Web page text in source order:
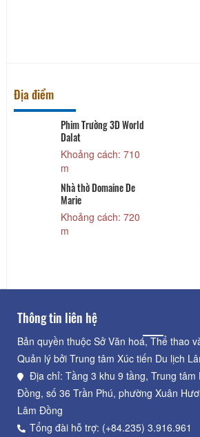
Địa điểm
Phim Trường 3D World
Dalat
Khoảng cách: 710
m
Nhà thờ Domaine De
Marie
Khoảng cách: 720
m
Thông tin liên hệ
Bản quyền thuộc Sở Văn hoá, Thể thao
Quản lý bởi Trung tâm Xúc tiến Du lịch
Địa chỉ: Tầng 3 khu 9 tầng, Trung tâm
Đồng, số 36 Trần Phú, phường Xuân
Lâm Đồng
Tổng đài hỗ trợ: (+84.235) 3.916.961